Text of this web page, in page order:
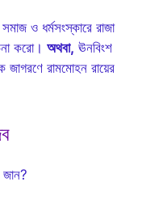
ও ধর্মসংস্কারে রাজা
করো। অথবা, ঊনবিংশ
জাগরণে রামমোহন রায়ের
জান?